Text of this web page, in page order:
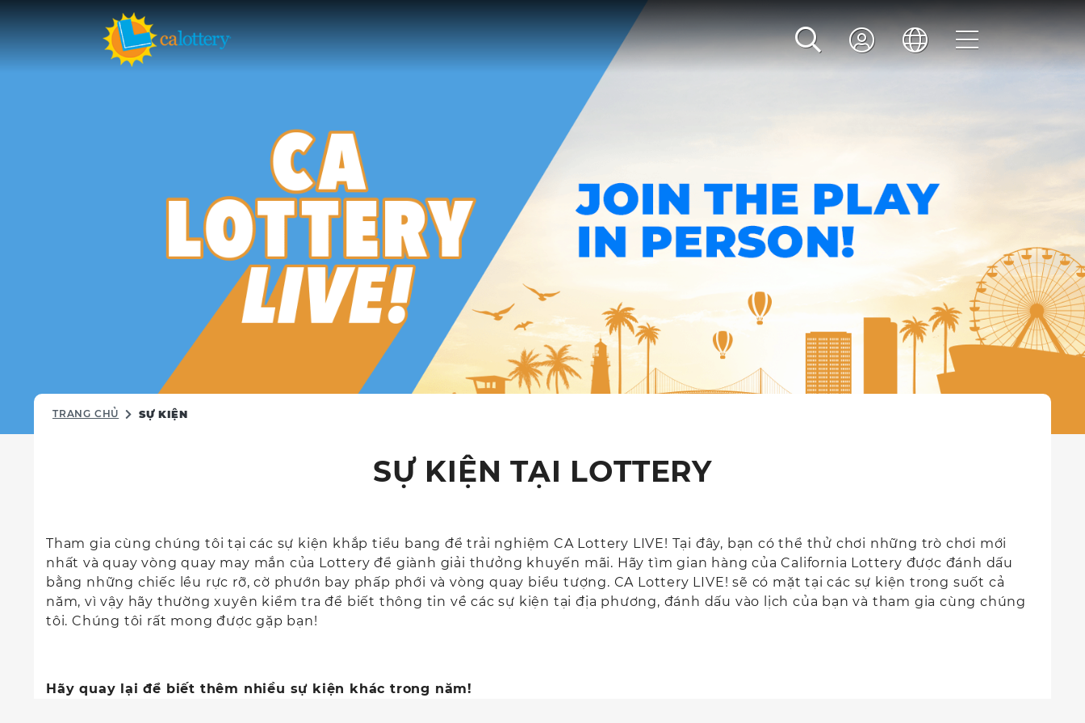
TRANG CHỦ SỰ KIỆN
SỰ KIỆN TẠI LOTTERY
Tham gia cùng chúng tôi tại các sự kiện khắp tiểu bang để trải nghiệm CA Lottery LIVE! Tại đây, bạn có thể thử chơi những trò chơi mới
nhất và quay vòng quay may mắn của Lottery để giành giải thưởng khuyến mãi. Hãy tìm gian hàng của California Lottery được đánh dấu
bằng những chiếc lều rực rỡ, cờ phướn bay phấp phới và vòng quay biểu tượng. CA Lottery LIVE! sẽ có mặt tại các sự kiện trong suốt cả
năm, vì vậy hãy thường xuyên kiểm tra để biết thông tin về các sự kiện tại địa phương, đánh dấu vào lịch của bạn và tham gia cùng chúng
tôi. Chúng tôi rất mong được gặp bạn!
Hãy quay lại để biết thêm nhiều sự kiện khác trong năm!